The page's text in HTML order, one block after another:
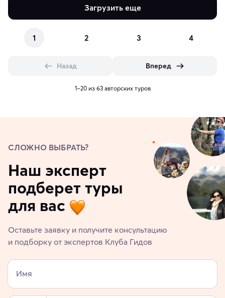
Загрузить еще
1 2 3 4
Назад Вперед
1–20 из 63 авторских туров
СЛОЖНО ВЫБРАТЬ?
Наш эксперт
подберет туры
для вас
Оставьте заявку и получите консультацию
и подборку от экспертов Клуба Гидов
Имя